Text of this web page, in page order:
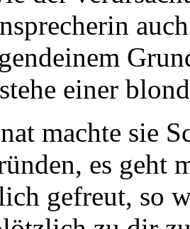
einer
machte sie
es geht
gefreut, so